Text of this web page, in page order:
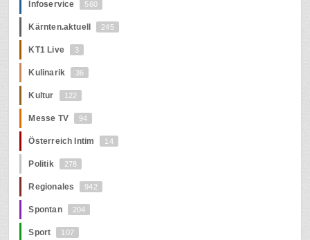
Infoservice 560
Kärnten.aktuell 245
KT1 Live 3
Kulinarik 36
Kultur 122
Messe TV 94
Österreich Intim 14
Politik 278
Regionales 942
Spontan 204
Sport 107